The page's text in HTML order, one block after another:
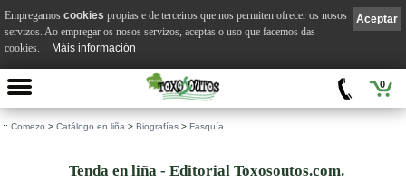
0
:: Comezo > Catálogo en liña > Biografías > Fasquía
Tenda en liña - Editorial Toxosoutos.com.
Aceptar
Empregamos cookies propias e de terceiros que nos permiten ofrecer os nosos
servizos. Ao empregar os nosos servizos, aceptas o uso que facemos das
cookies.
Máis información